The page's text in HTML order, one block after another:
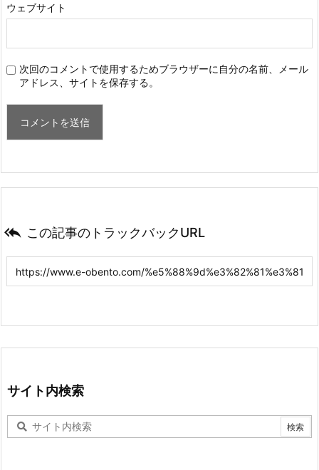
ウェブサイト
次回のコメントで使用するためブラウザーに自分の名前、メール
アドレス、サイトを保存する。
 この記事のトラックバックURL
サイト内検索